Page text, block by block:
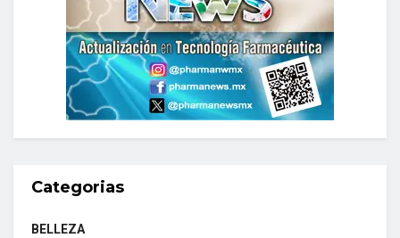
Categorias
BELLEZA